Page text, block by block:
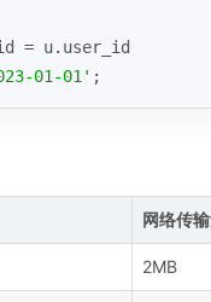
= u.user_id
01-01' ;
网络传
2MB